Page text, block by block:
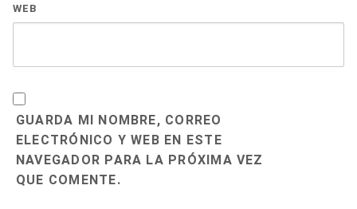
WEB
GUARDA MI NOMBRE, CORREO
ELECTRÓNICO Y WEB EN ESTE
NAVEGADOR PARA LA PRÓXIMA VEZ
QUE COMENTE.